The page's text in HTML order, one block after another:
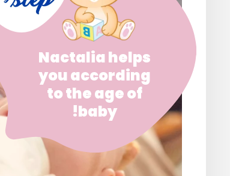
Nactalia helps
you according
to the age of
baby!